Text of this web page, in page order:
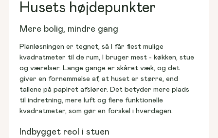
Blog & viden
Husets højdepunkter
Mere bolig, mindre gang
Planløsningen er tegnet, så I får flest mulige
kvadratmeter til de rum, I bruger mest - køkken, stue
og værelser. Lange gange er skåret væk, og det
giver en fornemmelse af, at huset er større, end
tallene på papiret afslører. Det betyder mere plads
til indretning, mere luft og flere funktionelle
kvadratmeter, som gør en forskel i hverdagen.
Indbygget reol i stuen